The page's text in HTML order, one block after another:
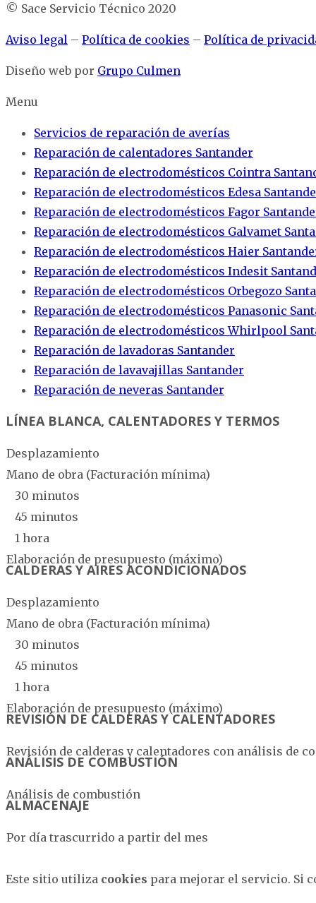
© Sace Servicio Técnico 2020
Aviso legal – Política de cookies – Política de
Diseño web por Grupo Culmen
Menu
Servicios de reparación de averías
Reparación de calentadores Santander
Reparación de electrodomésticos Cointra
Reparación de electrodomésticos Edesa
Reparación de electrodomésticos Fagor
Reparación de electrodomésticos Galvamet
Reparación de electrodomésticos Haier
Reparación de electrodomésticos Indesit
Reparación de electrodomésticos Orbegozo
Reparación de electrodomésticos Panasonic
Reparación de electrodomésticos Whirlpool
Reparación de lavadoras Santander
Reparación de lavavajillas Santander
Reparación de neveras Santander
LÍNEA BLANCA, CALENTADORES Y TERMOS
Desplazamiento
Mano de obra (Facturación mínima)
30 minutos
45 minutos
1 hora
Elaboración de presupuesto (máximo)
CALDERAS Y AIRES ACONDICIONADOS
Desplazamiento
Mano de obra (Facturación mínima)
30 minutos
45 minutos
1 hora
Elaboración de presupuesto (máximo)
REVISIÓN DE CALDERAS Y CALENTADORES
Revisión de calderas y calentadores con análisis de
ANÁLISIS DE COMBUSTIÓN
Análisis de combustión
ALMACENAJE
Por día trascurrido a partir del mes
Este sitio utiliza cookies para mejorar el servicio. Si